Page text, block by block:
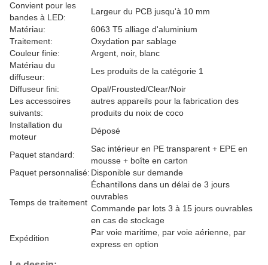
Convient pour les
bandes à LED:
Largeur du PCB jusqu'à 10 mm
Matériau:
6063 T5 alliage d'aluminium
Traitement:
Oxydation par sablage
Couleur finie:
Argent, noir, blanc
Matériau du
diffuseur:
Les produits de la catégorie 1
Diffuseur fini:
Opal/Frousted/Clear/Noir
Les accessoires
suivants:
autres appareils pour la fabrication des
produits du noix de coco
Installation du
moteur
Déposé
Paquet standard:
Sac intérieur en PE transparent + EPE en
mousse + boîte en carton
Paquet personnalisé: Disponible sur demande
Temps de traitement
Échantillons dans un délai de 3 jours
ouvrables
Commande par lots 3 à 15 jours ouvrables
en cas de stockage
Expédition
Par voie maritime, par voie aérienne, par
express en option